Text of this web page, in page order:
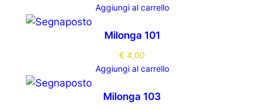
Aggiungi al carrello
Milonga 101
€ 4,00
Aggiungi al carrello
Milonga 103